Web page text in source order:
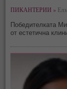
ПИКАНТЕРИИ »
Победителката
от естетична